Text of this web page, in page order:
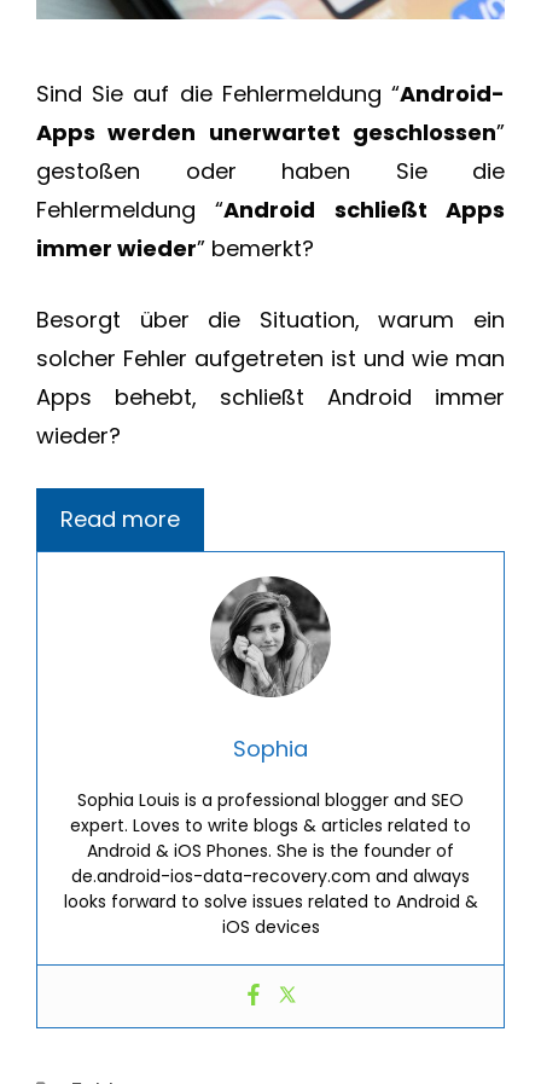
Sind Sie auf die Fehlermeldung “Android-
Apps werden unerwartet geschlossen”
gestoßen oder haben Sie die
Fehlermeldung “Android schließt Apps
immer wieder” bemerkt?
Besorgt über die Situation, warum ein
solcher Fehler aufgetreten ist und wie man
Apps behebt, schließt Android immer
wieder?
Read more
Sophia
Sophia Louis is a professional blogger and SEO
expert. Loves to write blogs & articles related to
Android & iOS Phones. She is the founder of
de.android-ios-data-recovery.com and always
looks forward to solve issues related to Android &
iOS devices